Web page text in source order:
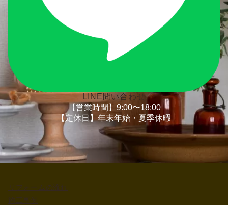
LINE問い合わせ
【営業時間】9:00〜18:00
【定休日】年末年始・夏季休暇
リフォームの流れ
施工事例